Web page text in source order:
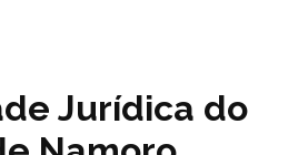
Jurídica do